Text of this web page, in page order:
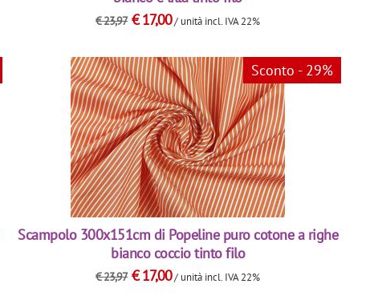
€23,97 €17,00/ unità incl. IVA 22%
Sconto - 29%
Scampolo 300x151cm di Popeline puro cotone a righe
bianco coccio tinto filo
€23,97 €17,00/ unità incl. IVA 22%